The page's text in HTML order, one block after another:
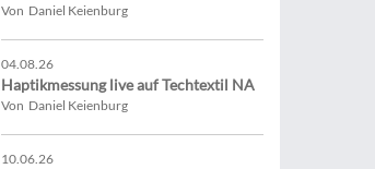
Von Daniel Keienburg
04.08.26
Haptikmessung live auf Techtextil NA
Von Daniel Keienburg
10.06.26